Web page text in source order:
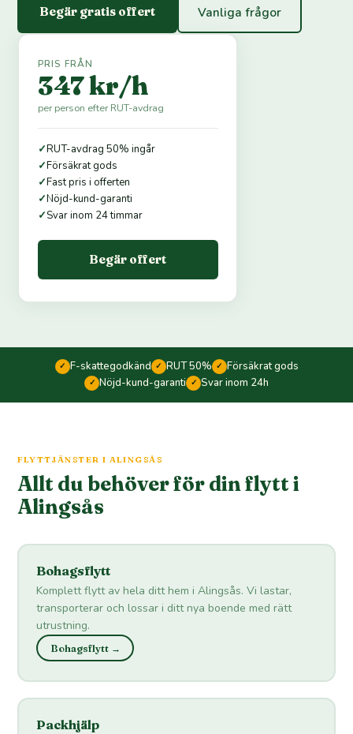
Begär gratis offert Vanliga frågor
PRIS FRÅN
347 kr/h
per person efter RUT-avdrag
✓RUT-avdrag 50% ingår
✓Försäkrat gods
✓Fast pris i offerten
✓Nöjd-kund-garanti
✓Svar inom 24 timmar
Begär offert
✓ F-skattegodkänd ✓ RUT 50% ✓ Försäkrat gods
✓ Nöjd-kund-garanti ✓ Svar inom 24h
FLYTTJÄNSTER I ALINGSÅS
Allt du behöver för din flytt i
Alingsås
Bohagsflytt
Komplett flytt av hela ditt hem i Alingsås. Vi lastar,
transporterar och lossar i ditt nya boende med rätt
utrustning.
Bohagsflytt →
Packhjälp